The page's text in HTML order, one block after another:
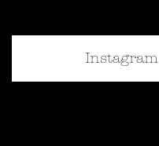
Instagram